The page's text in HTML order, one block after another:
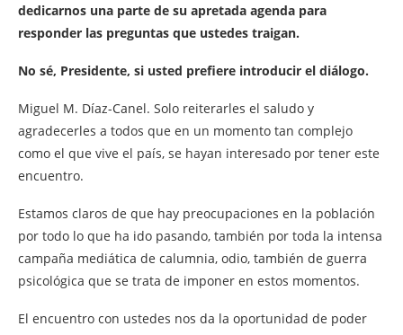
dedicarnos una parte de su apretada agenda para
responder las preguntas que ustedes traigan.
No sé, Presidente, si usted prefiere introducir el diálogo.
Miguel M. Díaz-Canel. Solo reiterarles el saludo y
agradecerles a todos que en un momento tan complejo
como el que vive el país, se hayan interesado por tener este
encuentro.
Estamos claros de que hay preocupaciones en la población
por todo lo que ha ido pasando, también por toda la intensa
campaña mediática de calumnia, odio, también de guerra
psicológica que se trata de imponer en estos momentos.
El encuentro con ustedes nos da la oportunidad de poder